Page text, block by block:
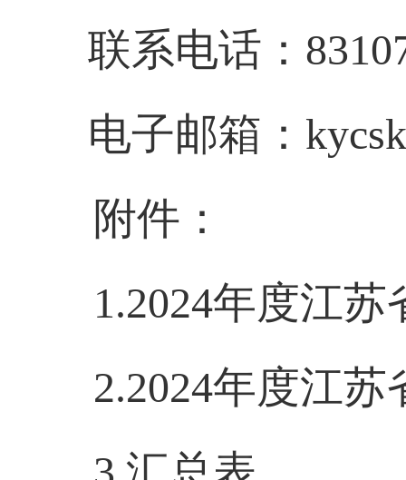
联系电话：
电子邮箱：
附件：
1.2024年度江苏
2.2024年度江苏